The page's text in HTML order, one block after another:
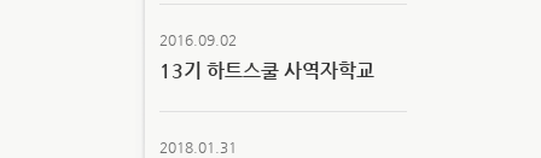
2016.09.02
13기 하트스쿨 사역자학교
2018.01.31